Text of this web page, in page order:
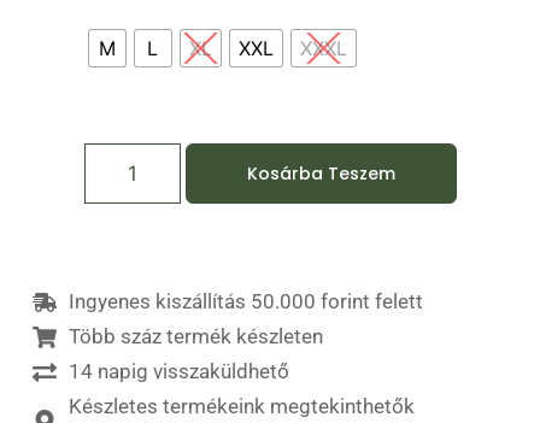
M L XL XXL XXXL
Kosárba Teszem
Ingyenes kiszállítás 50.000 forint felett
Több száz termék készleten
14 napig visszaküldhető
Készletes termékeink megtekinthetők